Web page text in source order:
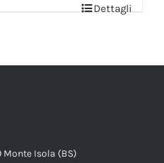
Dettagli
Isola (BS)